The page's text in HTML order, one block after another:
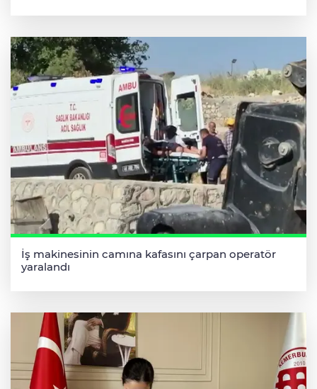
İş makinesinin camına kafasını çarpan operatör
yaralandı